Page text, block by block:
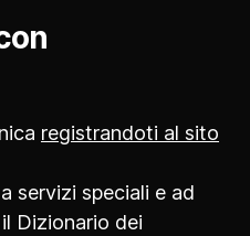
registrandoti al sito
servizi speciali e ad
Dizionario dei